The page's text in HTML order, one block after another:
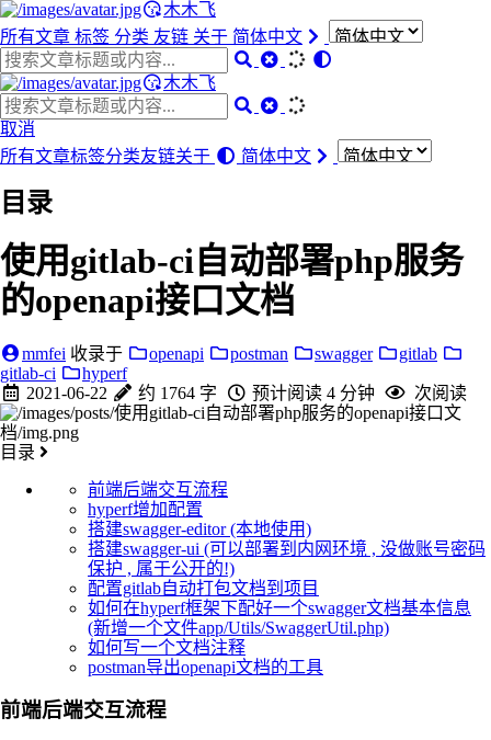
木木飞
所有文章 标签 分类 友链 关于 简体中文
木木飞
取消
所有文章标签分类友链关于 简体中文
目录
使用gitlab-ci自动部署php服务
的openapi接口文档
mmfei 收录于 openapi postman swagger
gitlab
gitlab-ci
hyperf
2021-06-22
约 1764 字 预计阅读 4 分钟 次阅读
目录
前端后端交互流程
hyperf增加配置
搭建swagger-editor (本地使用)
搭建swagger-ui (可以部署到内网环境 , 没做账号密码
保护 , 属于公开的!)
配置gitlab自动打包文档到项目
如何在hyperf框架下配好一个swagger文档基本信息
(新增一个文件app/Utils/SwaggerUtil.php)
如何写一个文档注释
postman导出openapi文档的工具
前端后端交互流程